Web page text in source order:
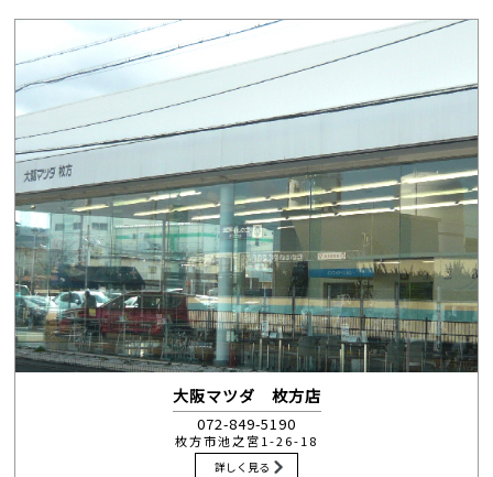
大阪マツダ 枚方店
072-849-5190
枚方市池之宮1-26-18
詳しく見る